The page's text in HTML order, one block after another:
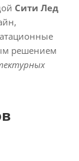
Сити Лед
решением